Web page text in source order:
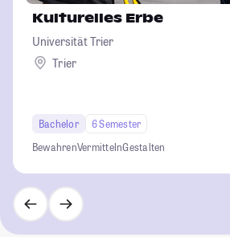
Kulturelles Erbe
Universität Trier
Trier
Bachelor
6 Semester
BewahrenVermittelnGestalten